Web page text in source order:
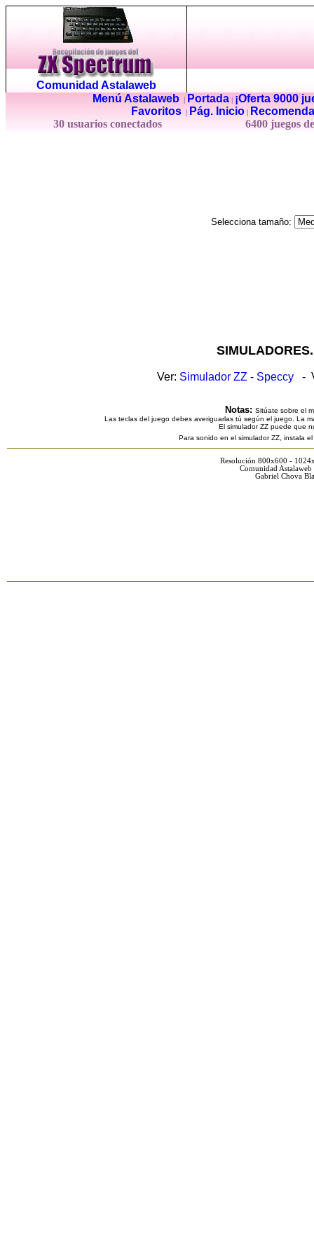
Comunidad Astalaweb
Menú Astalaweb| Portada|
¡Oferta 9000
Favoritos
Pág. Inicio
30 usuarios conectados
6400 juegos
Selecciona tamaño:
Ver: Simulador ZZ - Speccy -
Notas: Sitúate sobre el
Las teclas del juego debes averiguarlas tú según el juego. La
El simulador ZZ puede que
Para sonido en el simulador ZZ, instala
Resolución 800x600 -
Comunidad
Gabriel Chova